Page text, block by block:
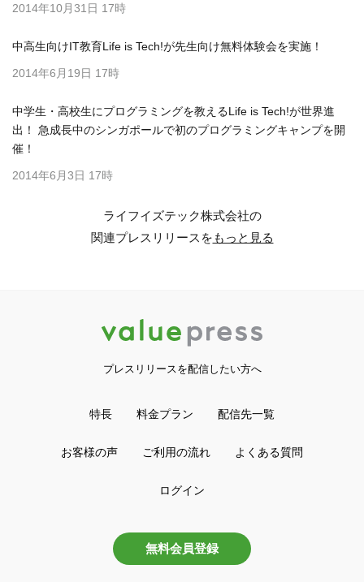
2014年10月31日 17時
中高生向けIT教育Life is Tech!が先生向け無料体験会を実施！
2014年6月19日 17時
中学生・高校生にプログラミングを教えるLife is Tech!が世界進
出！ 急成長中のシンガポールで初のプログラミングキャンプを開
催！
2014年6月3日 17時
ライフイズテック株式会社の
関連プレスリリースをもっと見る
プレスリリースを配信したい方へ
特長 料金プラン 配信先一覧
お客様の声 ご利用の流れ よくある質問
ログイン
無料会員登録